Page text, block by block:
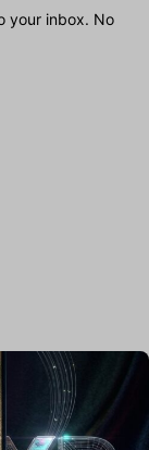
your inbox. No